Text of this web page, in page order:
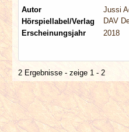
Autor
Jussi
Hörspiellabel/Verlag
DAV
Erscheinungsjahr
2018
2 Ergebnisse - zeige 1 - 2